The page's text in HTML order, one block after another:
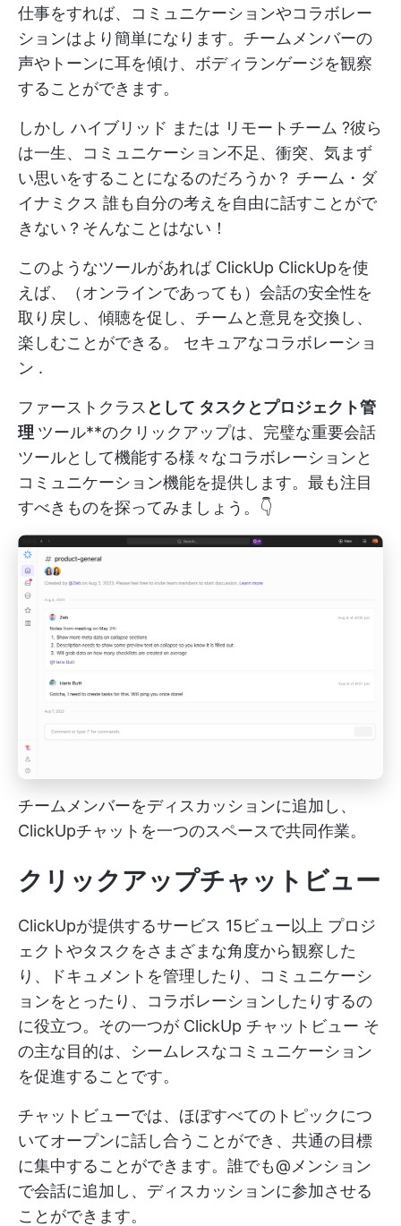
仕事をすれば、コミュニケーションやコラボレー
ションはより簡単になります。チームメンバーの
声やトーンに耳を傾け、ボディランゲージを観察
することができます。
しかし ハイブリッド または リモートチーム ?彼ら
は一生、コミュニケーション不足、衝突、気まず
い思いをすることになるのだろうか？ チーム・ダ
イナミクス 誰も自分の考えを自由に話すことがで
きない？そんなことはない！
このようなツールがあれば ClickUp ClickUpを使
えば、（オンラインであっても）会話の安全性を
取り戻し、傾聴を促し、チームと意見を交換し、
楽しむことができる。 セキュアなコラボレーショ
ン .
ファーストクラス として タスクとプロジェクト管
理 ツール**のクリックアップは、完璧な重要会話
ツールとして機能する様々なコラボレーションと
コミュニケーション機能を提供します。最も注目
すべきものを探ってみましょう。👇
チームメンバーをディスカッションに追加し、
ClickUpチャットを一つのスペースで共同作業。
クリックアップチャットビュー
ClickUpが提供するサービス 15ビュー以上 プロジ
ェクトやタスクをさまざまな角度から観察した
り、ドキュメントを管理したり、コミュニケーシ
ョンをとったり、コラボレーションしたりするの
に役立つ。その一つが ClickUp チャットビュー そ
の主な目的は、シームレスなコミュニケーション
を促進することです。
チャットビューでは、ほぼすべてのトピックにつ
いてオープンに話し合うことができ、共通の目標
に集中することができます。誰でも@メンション
で会話に追加し、ディスカッションに参加させる
ことができます。